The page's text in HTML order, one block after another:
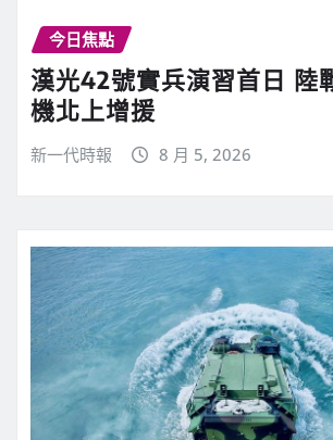
今日焦點
漢光42號實兵演習首日 陸
機北上增援
新一代時報 8 月 5, 2026